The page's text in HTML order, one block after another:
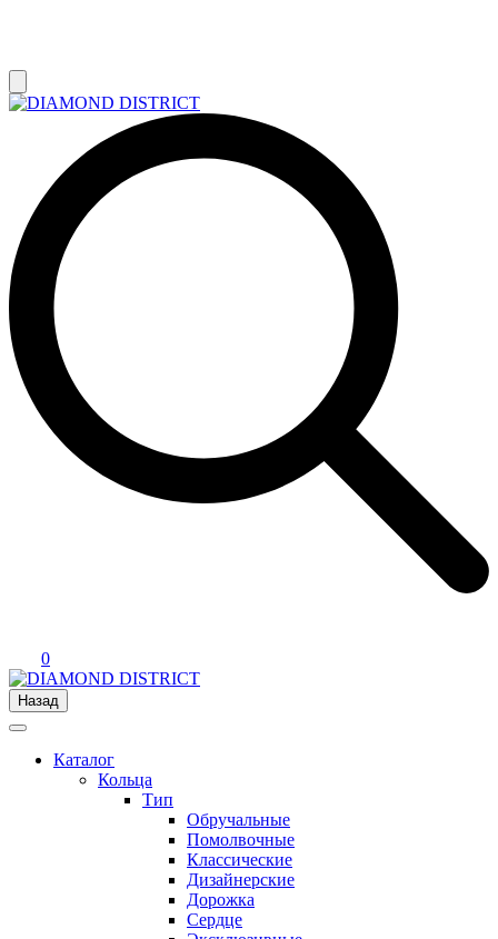
0
Назад
Каталог
Кольца
Тип
Обручальные
Помолвочные
Классические
Дизайнерские
Дорожка
Сердце